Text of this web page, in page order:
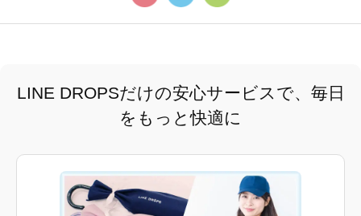
LINE DROPSだけの安心サービスで、毎日
をもっと快適に